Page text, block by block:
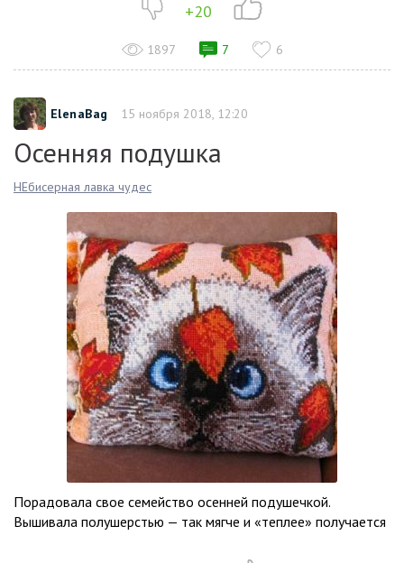
+20
1897 7 6
ElenaBag 15 ноября 2018, 12:20
Осенняя подушка
НЕбисерная лавка чудес
Порадовала свое семейство осенней подушечкой.
Вышивала полушерстью — так мягче и «теплее» получается